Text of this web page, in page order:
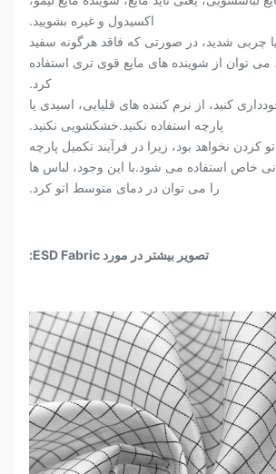
اکسیدول و غیره بشویید.
چربی شدید، در صورتی که فاقد هرگونه سفید
می توان از شوینده های مایع قوی تری استفاده
کرد.
کنید، از نرم کننده های قلیایی، اسیدی یا
پارچه استفاده نکنید.خشکشویی نکنید.
کردن نخواهد بود، زیرا در فرآیند تکمیل پارچه
خاص استفاده می شود.با این وجود، لباس ها
را می توان در دمای متوسط ​​اتو کرد.
تصویر بیشتر در مورد ESD Fabric: